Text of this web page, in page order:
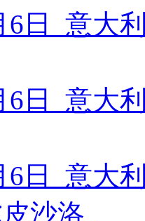
6日 意大
6日 意大
6日 意大
沙洛